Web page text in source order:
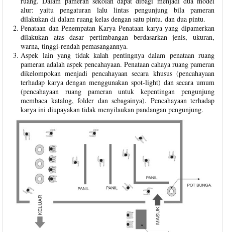
alur: yaitu pengaturan lalu lintas pengunjung bila pameran
dilakukan di dalam ruang kelas dengan satu pintu. dan dua pintu.
Penataan dan Penempatan Karya Penataan karya yang dipamerkan
dilakukan atas dasar pertimbangan berdasarkan jenis, ukuran,
warna, tinggi-rendah pemasangannya.
Aspek lain yang tidak kalah pentingnya dalam penataan ruang
pameran adalah aspek pencahayaan. Penataan cahaya ruang pameran
dikelompokan menjadi pencahayaan secara khusus (pencahayaan
terhadap karya dengan menggunakan spot-light) dan secara umum
(pencahayaan ruang pameran untuk kepentingan pengunjung
membaca katalog, folder dan sebagainya). Pencahayaan terhadap
karya ini diupayakan tidak menyilaukan pandangan pengunjung.